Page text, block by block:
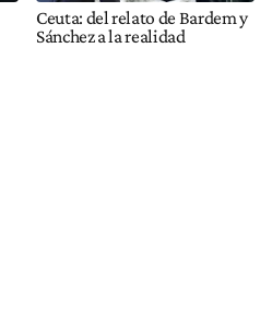
Ceuta: del relato de Bardem y
Sánchez a la realidad